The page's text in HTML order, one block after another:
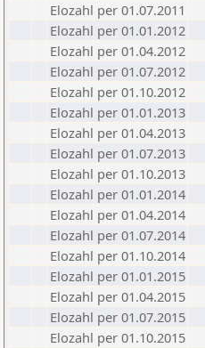
Elozahl per 01.07.2011
Elozahl per 01.01.2012
Elozahl per 01.04.2012
Elozahl per 01.07.2012
Elozahl per 01.10.2012
Elozahl per 01.01.2013
Elozahl per 01.04.2013
Elozahl per 01.07.2013
Elozahl per 01.10.2013
Elozahl per 01.01.2014
Elozahl per 01.04.2014
Elozahl per 01.07.2014
Elozahl per 01.10.2014
Elozahl per 01.01.2015
Elozahl per 01.04.2015
Elozahl per 01.07.2015
Elozahl per 01.10.2015